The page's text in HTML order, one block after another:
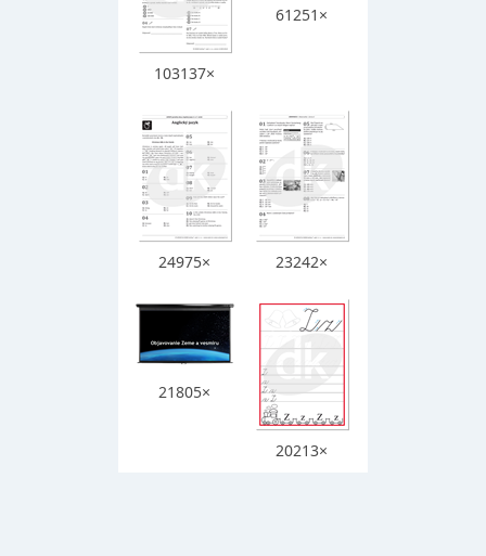
103137×
61251×
24975× 23242×
21805×
20213×